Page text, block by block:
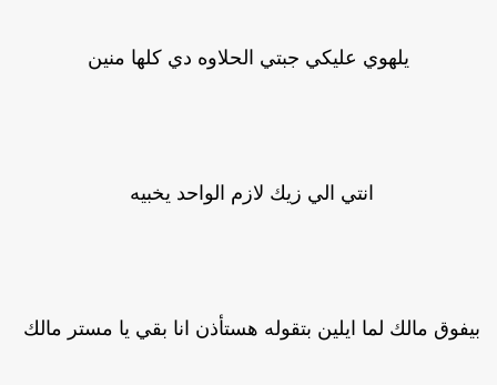
يلهوي عليكي جبتي الحلاوه دي كلها منين
انتي الي زيك لازم الواحد يخبيه
مالك لما ايلين بتقوله هستأذن انا بقي يا مستر مالك